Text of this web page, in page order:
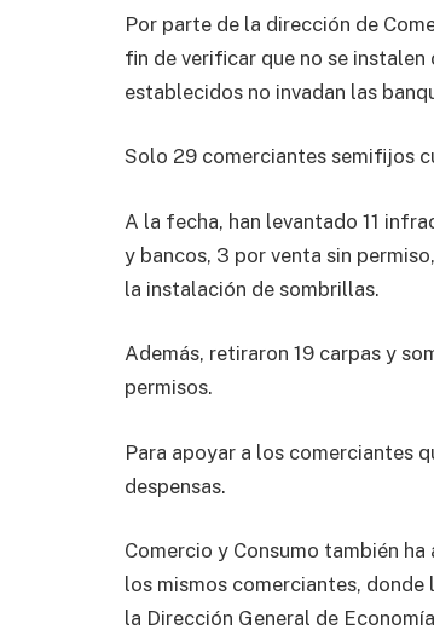
Por parte de la dirección de
fin de verificar que no se
establecidos no invadan las
Solo 29 comerciantes semifijos
A la fecha, han levantado 11
y bancos, 3 por venta sin
la instalación de sombrillas.
Además, retiraron 19 carpas y
permisos.
Para apoyar a los comerciantes
despensas.
Comercio y Consumo también
los mismos comerciantes,
la Dirección General de